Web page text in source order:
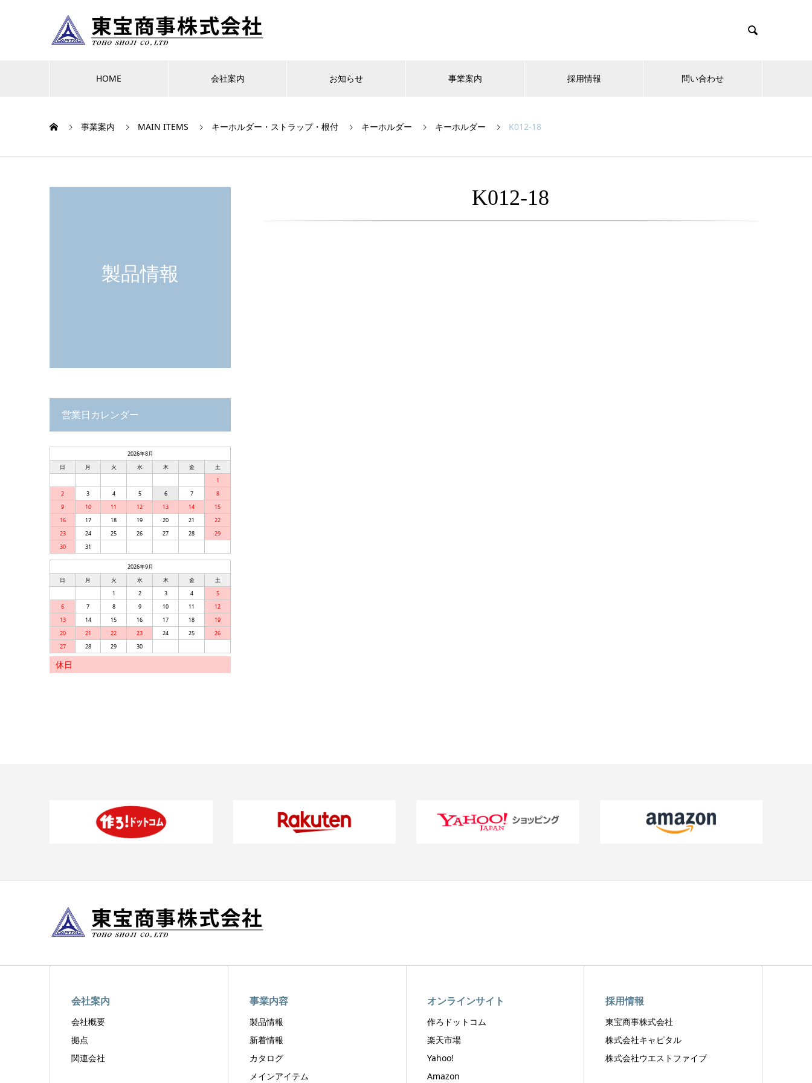

HOME 会社案内 お知らせ 事業案内 採用情報 問い合わせ
事業案内 MAIN ITEMS キーホルダー・ストラップ・根付 キーホルダー キーホルダー K012-18
製品情報
K012-18
営業日カレンダー
2026年8月
日
月 火 水 木 金
土
1
2
3 4 5 6 7
8
9
10 11 12 13 14
15
16
17 18 19 20 21
22
23
24 25 26 27 28
29
30
31
2026年9月
日
月 火 水 木 金
土
1
2 3 4
5
6
7 8 9 10 11
12
13
14 15 16 17 18
19
20
21 22 23 24 25
26
27
28 29 30
休日
会社案内
会社概要
拠点
関連会社
事業内容
製品情報
新着情報
カタログ
メインアイテム
オンラインサイト
作ろドットコム
楽天市場
Yahoo!
Amazon
採用情報
東宝商事株式会社
株式会社キャピタル
株式会社ウエストファイブ